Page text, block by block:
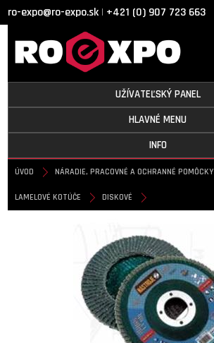
ro-expo@ro-expo.sk | +421 (0) 907 723 663
UŽÍVATEĽSKÝ PANEL
HLAVNÉ MENU
INFO
ÚVOD NÁRADIE, PRACOVNÉ A OCHRANNÉ POMÔCKY
LAMELOVÉ KOTÚČE DISKOVÉ